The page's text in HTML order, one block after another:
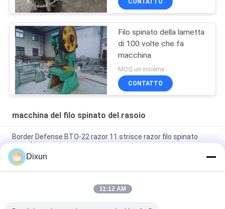
CONTATTO
Filo spinato della lametta
di 100 volte che fa
macchina
MOQ:un insieme
CONTATTO
macchina del filo spinato del rasoio
Border Defense BTO-22 razor 11 strisce razor filo spinato
macchina
Punch Pressure 63T BTO-22 11 Strips Razor Wire Making
Machine
Velocità di produzione 220-280m/h 9 strisce BTO-22 Razor
Dixun
11:12 AM